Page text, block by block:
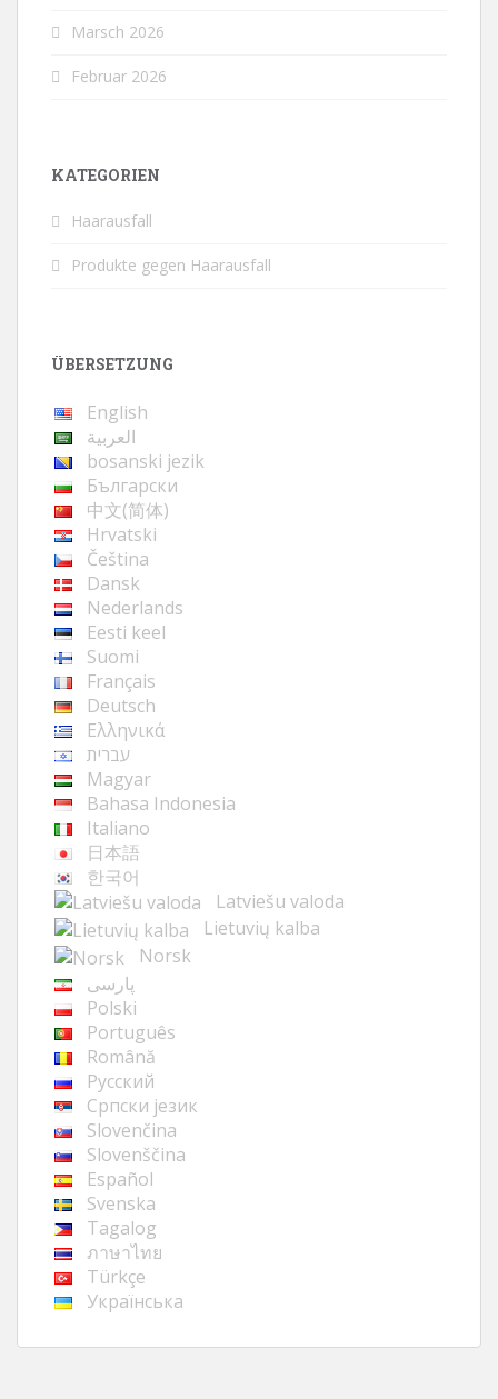
Marsch 2026
Februar 2026
KATEGORIEN
Haarausfall
Produkte gegen Haarausfall
ÜBERSETZUNG
English
العربية
bosanski jezik
Български
中文(简体)
Hrvatski
Čeština
Dansk
Nederlands
Eesti keel
Suomi
Français
Deutsch
Ελληνικά
עברית
Magyar
Bahasa Indonesia
Italiano
日本語
한국어
Latviešu valoda
Lietuvių kalba
Norsk
پارسی
Polski
Português
Română
Русский
Cрпски језик
Slovenčina
Slovenščina
Español
Svenska
Tagalog
ภาษาไทย
Türkçe
Українська